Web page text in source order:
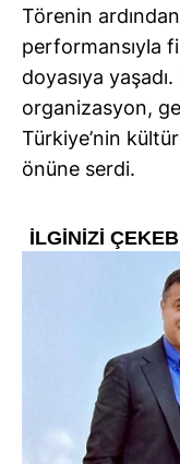
Törenin
performansıyla
doyasıya
organizasyon,
Türkiye’nin
önüne serdi.